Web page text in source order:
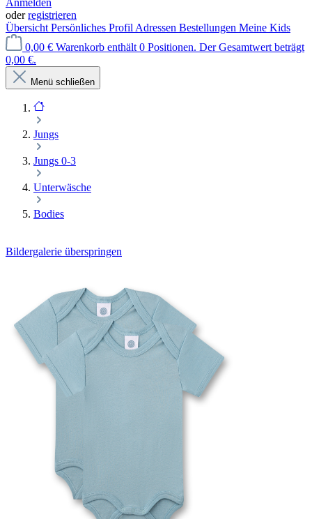
Anmelden
oderregistrieren
Übersicht Persönliches Profil Adressen Bestellungen Meine Kids
0,00 € Warenkorb enthält 0 Positionen. Der Gesamtwert beträgt
0,00 €.
Menü schließen
Jungs
Jungs 0-3
Unterwäsche
Bodies
Bildergalerie überspringen